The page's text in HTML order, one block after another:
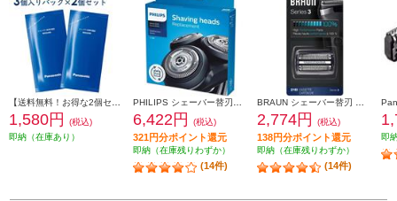
1,580円
(税込)
即納（在庫あり）
6,422円 (税込)
321円分ポイント還元
即納（在庫残りわずか）
(14件)
2,774円 (税込)
138円分ポイント還元
即納（在庫残りわずか）
(14件)
即